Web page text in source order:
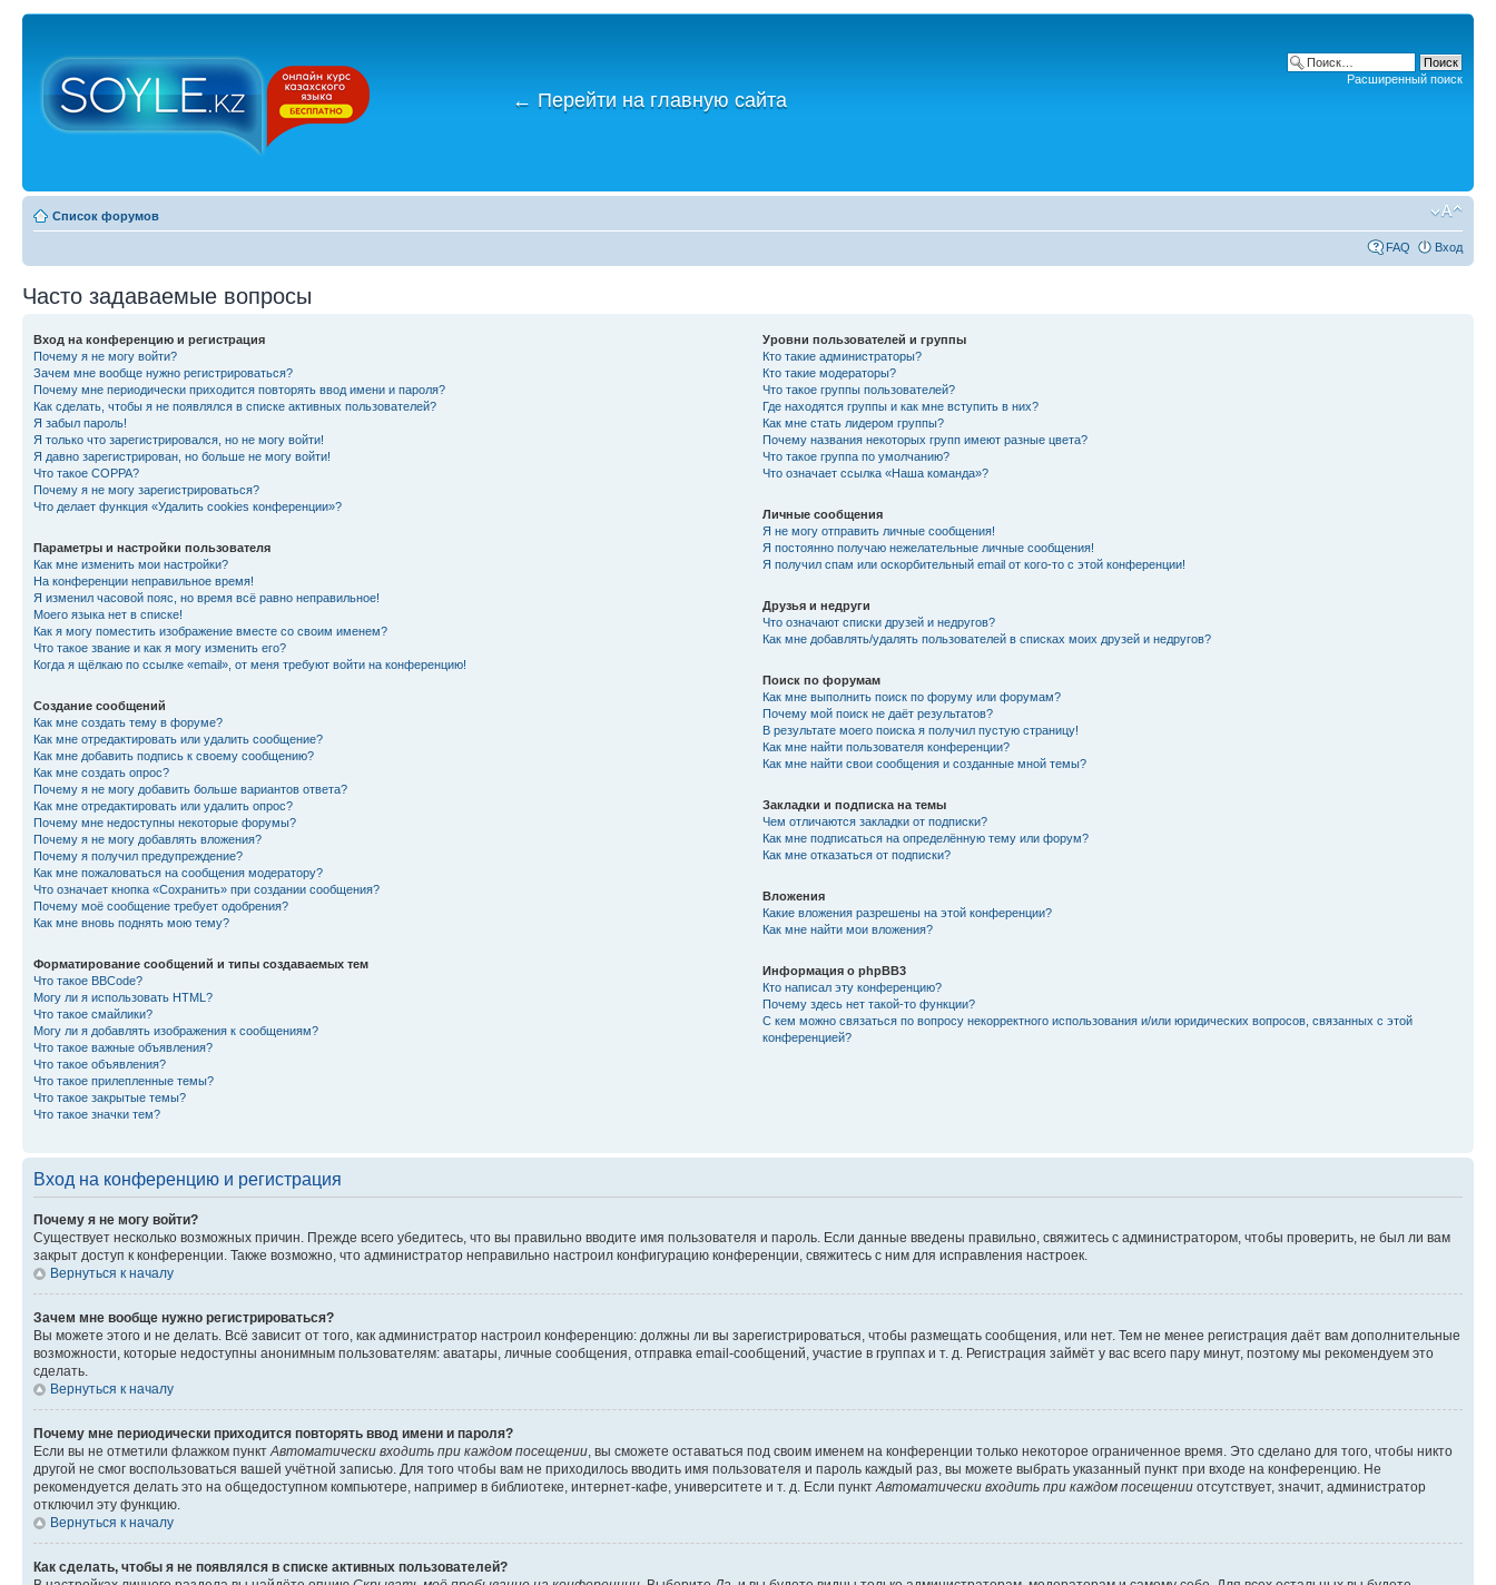
← Перейти на главную сайта
Расширенный поиск
Список форумов
FAQ Вход
Часто задаваемые вопросы
Вход на конференцию и регистрация
Почему я не могу войти?
Зачем мне вообще нужно регистрироваться?
Почему мне периодически приходится повторять ввод имени и пароля?
Как сделать, чтобы я не появлялся в списке активных пользователей?
Я забыл пароль!
Я только что зарегистрировался, но не могу войти!
Я давно зарегистрирован, но больше не могу войти!
Что такое COPPA?
Почему я не могу зарегистрироваться?
Что делает функция «Удалить cookies конференции»?
Параметры и настройки пользователя
Как мне изменить мои настройки?
На конференции неправильное время!
Я изменил часовой пояс, но время всё равно неправильное!
Моего языка нет в списке!
Как я могу поместить изображение вместе со своим именем?
Что такое звание и как я могу изменить его?
Когда я щёлкаю по ссылке «email», от меня требуют войти на конференцию!
Создание сообщений
Как мне создать тему в форуме?
Как мне отредактировать или удалить сообщение?
Как мне добавить подпись к своему сообщению?
Как мне создать опрос?
Почему я не могу добавить больше вариантов ответа?
Как мне отредактировать или удалить опрос?
Почему мне недоступны некоторые форумы?
Почему я не могу добавлять вложения?
Почему я получил предупреждение?
Как мне пожаловаться на сообщения модератору?
Что означает кнопка «Сохранить» при создании сообщения?
Почему моё сообщение требует одобрения?
Как мне вновь поднять мою тему?
Форматирование сообщений и типы создаваемых тем
Что такое BBCode?
Могу ли я использовать HTML?
Что такое смайлики?
Могу ли я добавлять изображения к сообщениям?
Что такое важные объявления?
Что такое объявления?
Что такое прилепленные темы?
Что такое закрытые темы?
Что такое значки тем?
Уровни пользователей и группы
Кто такие администраторы?
Кто такие модераторы?
Что такое группы пользователей?
Где находятся группы и как мне вступить в них?
Как мне стать лидером группы?
Почему названия некоторых групп имеют разные цвета?
Что такое группа по умолчанию?
Что означает ссылка «Наша команда»?
Личные сообщения
Я не могу отправить личные сообщения!
Я постоянно получаю нежелательные личные сообщения!
Я получил спам или оскорбительный email от кого-то с этой конференции!
Друзья и недруги
Что означают списки друзей и недругов?
Как мне добавлять/удалять пользователей в списках моих друзей и недругов?
Поиск по форумам
Как мне выполнить поиск по форуму или форумам?
Почему мой поиск не даёт результатов?
В результате моего поиска я получил пустую страницу!
Как мне найти пользователя конференции?
Как мне найти свои сообщения и созданные мной темы?
Закладки и подписка на темы
Чем отличаются закладки от подписки?
Как мне подписаться на определённую тему или форум?
Как мне отказаться от подписки?
Вложения
Какие вложения разрешены на этой конференции?
Как мне найти мои вложения?
Информация о phpBB3
Кто написал эту конференцию?
Почему здесь нет такой-то функции?
С кем можно связаться по вопросу некорректного использования и/или юридических вопросов, связанных с этой
конференцией?
Вход на конференцию и регистрация
Почему я не могу войти?
Существует несколько возможных причин. Прежде всего убедитесь, что вы правильно вводите имя пользователя и пароль. Если данные введены правильно, свяжитесь с администратором, чтобы проверить, не был ли вам
закрыт доступ к конференции. Также возможно, что администратор неправильно настроил конфигурацию конференции, свяжитесь с ним для исправления настроек.
Вернуться к началу
Зачем мне вообще нужно регистрироваться?
Вы можете этого и не делать. Всё зависит от того, как администратор настроил конференцию: должны ли вы зарегистрироваться, чтобы размещать сообщения, или нет. Тем не менее регистрация даёт вам дополнительные
возможности, которые недоступны анонимным пользователям: аватары, личные сообщения, отправка email-сообщений, участие в группах и т. д. Регистрация займёт у вас всего пару минут, поэтому мы рекомендуем это
сделать.
Вернуться к началу
Почему мне периодически приходится повторять ввод имени и пароля?
Если вы не отметили флажком пунктАвтоматически входить при каждом посещении, вы сможете оставаться под своим именем на конференции только некоторое ограниченное время. Это сделано для того, чтобы никто
другой не смог воспользоваться вашей учётной записью. Для того чтобы вам не приходилось вводить имя пользователя и пароль каждый раз, вы можете выбрать указанный пункт при входе на конференцию. Не
рекомендуется делать это на общедоступном компьютере, например в библиотеке, интернет-кафе, университете и т. д. Если пунктАвтоматически входить при каждом посещении отсутствует, значит, администратор
отключил эту функцию.
Вернуться к началу
Как сделать, чтобы я не появлялся в списке активных пользователей?